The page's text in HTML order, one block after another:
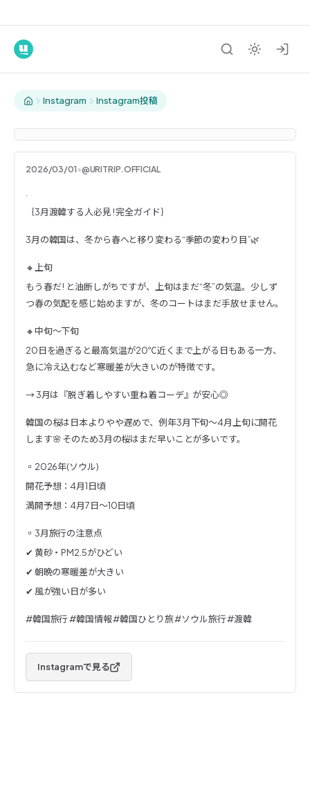
Instagram Instagram投稿
. ｛3月渡韓する人必見 ! 完全ガイド
2026/03/01•@URITRIP.OFFICIAL
｛3月渡韓する人必見 ! 完全ガイド｝
3月の韓国は、冬から春へと移り変わる“季節の変わり目”🌿
🔸上旬
もう春だ ! と油断しがちですが、上旬はまだ“冬”の気温。少しず
つ春の気配を感じ始めますが、冬のコートはまだ手放せません。
🔸中旬〜下旬
20日を過ぎると最高気温が20℃近くまで上がる日もある一方、
急に冷え込むなど寒暖差が大きいのが特徴です。
→ 3月は『脱ぎ着しやすい重ね着コーデ』が安心◎
韓国の桜は日本よりやや遅めで、例年3月下旬〜4月上旬に開花
します🌸 そのため3月の桜はまだ早いことが多いです。
▫️2026年(ソウル)
開花予想：4月1日頃
満開予想：4月7日〜10日頃
▫️3月旅行の注意点
✔ 黄砂・PM2.5がひどい
✔ 朝晩の寒暖差が大きい
✔ 風が強い日が多い
#韓国旅行 #韓国情報 #韓国ひとり旅 #ソウル旅行 #渡韓
Instagramで見る